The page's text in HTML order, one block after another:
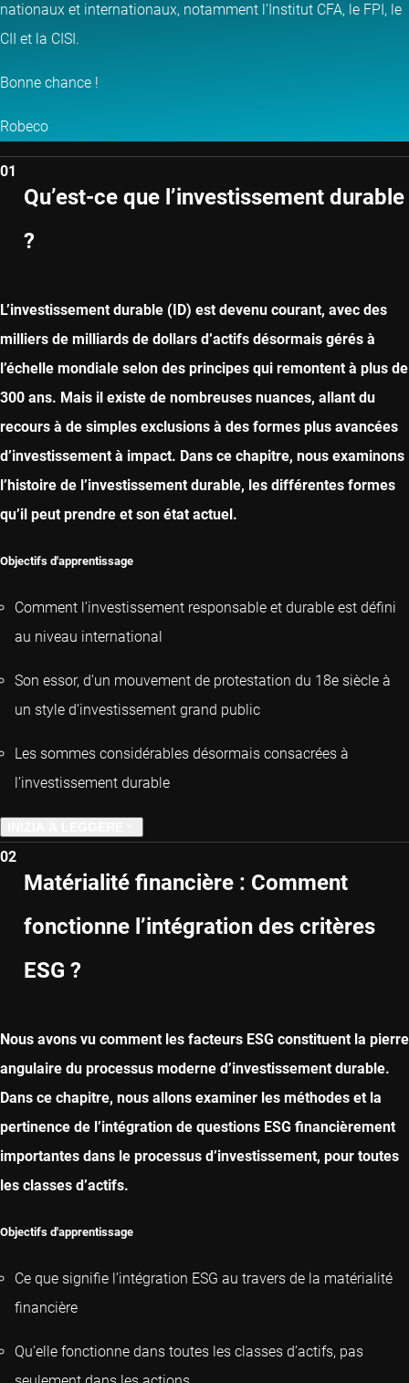
nationaux et internationaux, notamment l’Institut CFA, le FPI, le
CII et la CISI.
Bonne chance !
Robeco
01
Qu’est-ce que l’investissement durable
?
L’investissement durable (ID) est devenu courant, avec des
milliers de milliards de dollars d’actifs désormais gérés à
l’échelle mondiale selon des principes qui remontent à plus de
300 ans. Mais il existe de nombreuses nuances, allant du
recours à de simples exclusions à des formes plus avancées
d’investissement à impact. Dans ce chapitre, nous examinons
l’histoire de l’investissement durable, les différentes formes
qu’il peut prendre et son état actuel.
Objectifs d'apprentissage
Comment l’investissement responsable et durable est défini
au niveau international
Son essor, d’un mouvement de protestation du 18e siècle à
un style d’investissement grand public
Les sommes considérables désormais consacrées à
l’investissement durable
CAPITOLO SUCCESSIVO
02
Matérialité financière : Comment
fonctionne l’intégration des critères
ESG ?
Nous avons vu comment les facteurs ESG constituent la pierre
angulaire du processus moderne d’investissement durable.
Dans ce chapitre, nous allons examiner les méthodes et la
pertinence de l’intégration de questions ESG financièrement
importantes dans le processus d’investissement, pour toutes
les classes d’actifs.
Objectifs d'apprentissage
Ce que signifie l’intégration ESG au travers de la matérialité
financière
Qu’elle fonctionne dans toutes les classes d’actifs, pas